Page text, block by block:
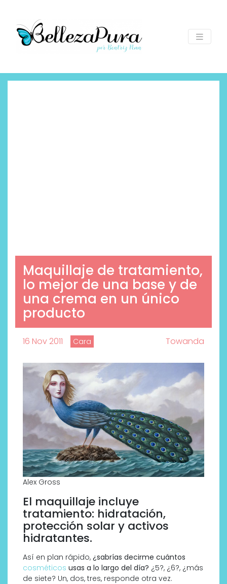
Maquillaje de tratamiento,
lo mejor de una base y de
una crema en un único
producto
16 Nov 2011 Cara Towanda
Alex Gross
El maquillaje incluye
tratamiento: hidratación,
protección solar y activos
hidratantes.
Así en plan rápido, ¿sabrías decirme cuántos
cosméticos usas a lo largo del día? ¿5?, ¿6?, ¿más
de siete? Un, dos, tres, responde otra vez.